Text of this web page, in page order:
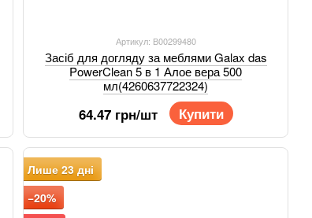
Артикул: В00299480
Засіб для догляду за меблями Galax das
PowerClean 5 в 1 Алое вера 500
мл(4260637722324)
64.47 грн/шт Купити
Лише 23 дні
−20%